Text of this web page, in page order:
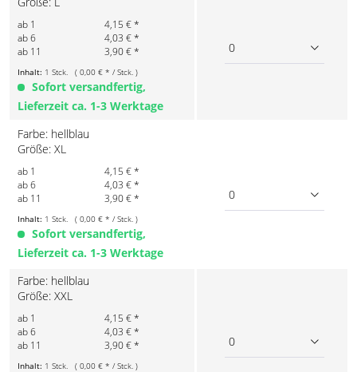
ab 1
4,15 € *
ab 6
4,03 € *
ab 11
3,90 € *
Inhalt: 1 Stck. ( 0,00 € * / Stck. )
Sofort versandfertig,
Lieferzeit ca. 1-3 Werktage
0
Farbe: hellblau
Größe: XL
ab 1
4,15 € *
ab 6
4,03 € *
ab 11
3,90 € *
Inhalt: 1 Stck. ( 0,00 € * / Stck. )
Sofort versandfertig,
Lieferzeit ca. 1-3 Werktage
0
Farbe: hellblau
Größe: XXL
ab 1
4,15 € *
ab 6
4,03 € *
ab 11
3,90 € *
Inhalt: 1 Stck. ( 0,00 € * / Stck. )
0